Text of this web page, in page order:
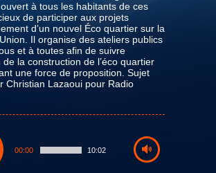
à tous les habitants de ces
de participer aux projets
d’un nouvel Éco quartier sur la
Il organise des ateliers publics
et à toutes afin de suivre
de la construction de l’éco quartier
une force de proposition. Sujet
Christian Lazaoui pour Radio
00:00 10:02